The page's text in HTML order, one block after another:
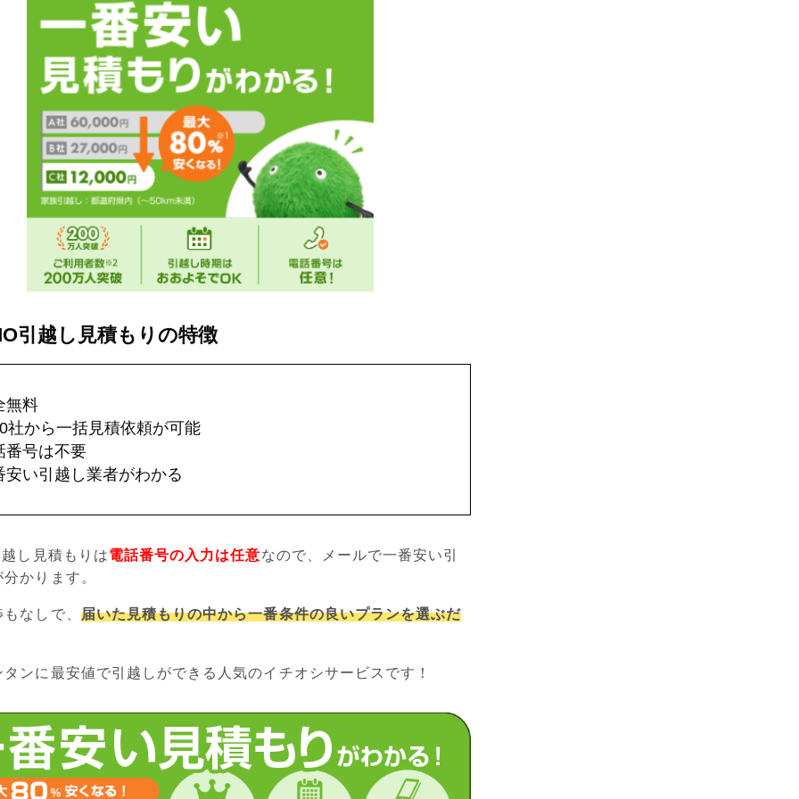
引越し見積もりの特徴
無料
社から一括見積依頼が可能
番号は不要
安い引越し業者がわかる
し見積もりは電話番号の入力は任意なので、メールで一番安い引
かります。
なしで、 届いた見積もりの中から一番条件の良いプランを選ぶだ
ンに最安値で引越しができる人気のイチオシサービスです！